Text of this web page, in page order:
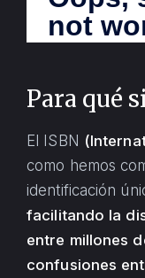
Para qué
El ISBN
como hemos
identificación
facilitando la
entre millones
confusiones